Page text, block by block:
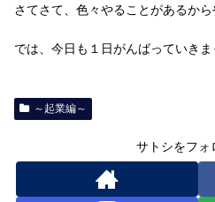
さてさて、色々やることがあるから
では、今日も１日がんばっていきま
～起業編～
サトシをフォ